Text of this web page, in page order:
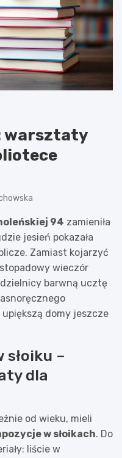
warsztaty
94 zamieniła
jesień pokazała
Zamiast kojarzyć
wieczór
barwną ucztę
domy jeszcze
–
dla
od wieku, mieli
w słoikach. Do
liście w